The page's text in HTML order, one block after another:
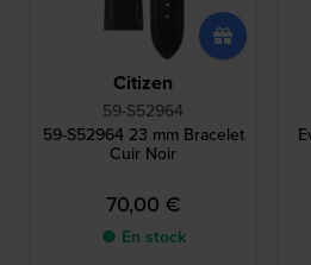
Citizen
59-S52964
59-S52964 23 mm Bracelet
Cuir Noir
70,00 €
● En stock